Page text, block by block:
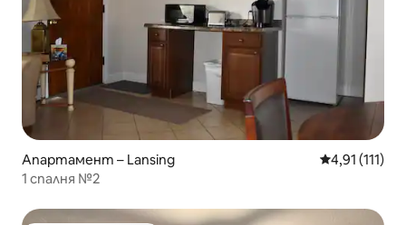
Апартамент – Lansing Средна
4,91 (111)
1 спалня №2